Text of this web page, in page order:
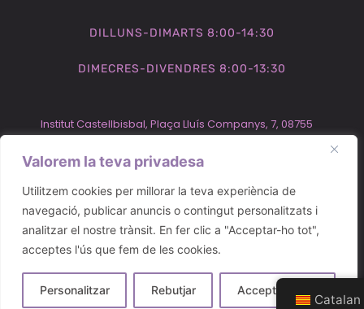
Valorem la teva privadesa
Utilitzem cookies per millorar la teva experiència de
navegació, publicar anuncis o contingut personalitzats i
analitzar el nostre trànsit. En fer clic a "Acceptar-ho tot",
acceptes l'ús que fem de les cookies.
Personalitzar Rebutjar Accepta-ho tot
DILLUNS-DIMARTS 8:00-14:30
DIMECRES-DIVENDRES 8:00-13:30
Institut Castellbisbal, Plaça Lluís Companys, 7, 08755
937 72 19
69
Catalan